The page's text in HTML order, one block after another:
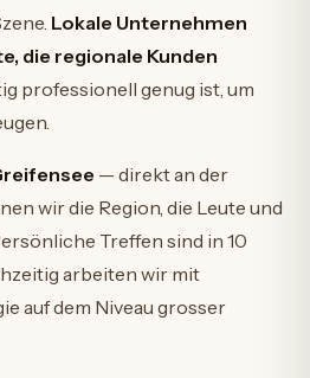
Lokale Unternehmen
die regionale Kunden
professionell genug ist, um
— direkt an der
wir die Region, die Leute und
Treffen sind in 10
arbeiten wir mit
auf dem Niveau grosser